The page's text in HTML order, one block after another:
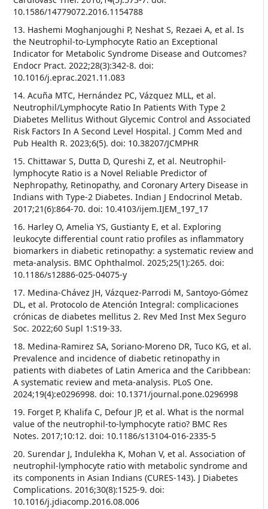
10.1586/14779072.2016.1154788
13. Hashemi Moghanjoughi P, Neshat S, Rezaei A, et al. Is
the Neutrophil-to-Lymphocyte Ratio an Exceptional
Indicator for Metabolic Syndrome Disease and Outcomes?
Endocr Pract. 2022;28(3):342-8. doi:
10.1016/j.eprac.2021.11.083
14. Acuña MTC, Hernández PC, Vázquez MLL, et al.
Neutrophil/Lymphocyte Ratio In Patients With Type 2
Diabetes Mellitus Without Glycemic Control and Associated
Risk Factors In A Second Level Hospital. J Comm Med and
Pub Health R. 2023;6(5). doi: 10.38207/JCMPHR
15. Chittawar S, Dutta D, Qureshi Z, et al. Neutrophil-
lymphocyte Ratio is a Novel Reliable Predictor of
Nephropathy, Retinopathy, and Coronary Artery Disease in
Indians with Type-2 Diabetes. Indian J Endocrinol Metab.
2017;21(6):864-70. doi: 10.4103/ijem.IJEM_197_17
16. Harley O, Amelia YS, Gustianty E, et al. Exploring
leukocyte differential count ratio profiles as inflammatory
biomarkers in diabetic retinopathy: a systematic review and
meta-analysis. BMC Ophthalmol. 2025;25(1):265. doi:
10.1186/s12886-025-04075-y
17. Medina-Chávez JH, Vázquez-Parrodi M, Santoyo-Gómez
DL, et al. Protocolo de Atención Integral: complicaciones
crónicas de diabetes mellitus 2. Rev Med Inst Mex Seguro
Soc. 2022;60 Supl 1:S19-33.
18. Medina-Ramirez SA, Soriano-Moreno DR, Tuco KG, et al.
Prevalence and incidence of diabetic retinopathy in
patients with diabetes of Latin America and the Caribbean:
A systematic review and meta-analysis. PLoS One.
2024;19(4):e0296998. doi: 10.1371/journal.pone.0296998
19. Forget P, Khalifa C, Defour JP, et al. What is the normal
value of the neutrophil-to-lymphocyte ratio? BMC Res
Notes. 2017;10:12. doi: 10.1186/s13104-016-2335-5
20. Surendar J, Indulekha K, Mohan V, et al. Association of
neutrophil-lymphocyte ratio with metabolic syndrome and
its components in Asian Indians (CURES-143). J Diabetes
Complications. 2016;30(8):1525-9. doi:
10.1016/j.jdiacomp.2016.08.006